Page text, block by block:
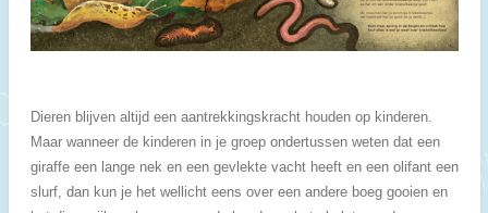
Dieren blijven altijd een aantrekkingskracht houden op kinderen.
Maar wanneer de kinderen in je groep ondertussen weten dat een
giraffe een lange nek en een gevlekte vacht heeft en een olifant een
slurf, dan kun je het wellicht eens over een andere boeg gooien en